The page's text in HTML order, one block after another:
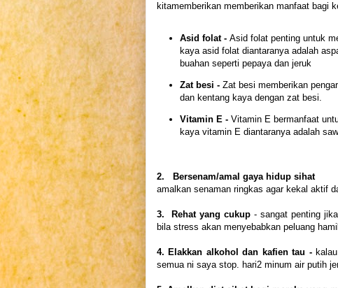
kitamemberikan memberikan manfaat bagi
Asid folat - Asid folat penting untuk
kaya asid folat diantaranya adalah
buahan seperti pepaya dan jeruk
Zat besi - Zat besi memberikan
dan kentang kaya dengan zat besi.
Vitamin E - Vitamin E bermanfaat
kaya vitamin E diantaranya adalah
2. Bersenam/amal gaya hidup sihat
amalkan senaman ringkas agar kekal aktif
3. Rehat yang cukup- sangat penting
bila stress akan menyebabkan peluang
4. Elakkan alkohol dan kafien tau -
semua ni saya stop. hari2 minum air putih